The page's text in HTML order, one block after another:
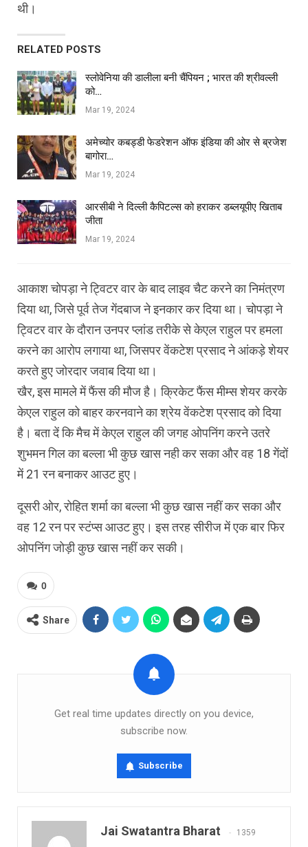
थी।
RELATED POSTS
स्लोवेनिया की डालीला बनी चैंपियन ; भारत की श्रीवल्ली
को…
Mar 19, 2024
अमेच्योर कबड्डी फेडरेशन ऑफ इंडिया की ओर से ब्रजेश
बागोरा…
Mar 19, 2024
आरसीबी ने दिल्ली कैपिटल्स को हराकर डब्लयूपीए खिताब
जीता
Mar 19, 2024
आकाश चोपड़ा ने ट्विटर वार के बाद लाइव चैट करने का निमंत्रण
दिया था, जिसे पूर्व तेज गेंदबाज ने इनकार कर दिया था। चोपड़ा ने
ट्विटर वार के दौरान उनपर प्लांड तरीके से केएल राहुल पर हमला
करने का आरोप लगाया था, जिसपर वेंकटेश प्रसाद ने आंकड़े शेयर
करते हुए जोरदार जवाब दिया था।
खैर, इस मामले में फैंस की मौज है। क्रिकेट फैंस मीम्स शेयर करके
केएल राहुल को बाहर करनवाने का श्रेय वेंकटेश प्रसाद को दिया
है। बता दें कि मैच में केएल राहुल की जगह ओपनिंग करने उतरे
शुभमन गिल का बल्ला भी कुछ खास नही कर सका और वह 18 गेंदों
में 21 रन बनाकर आउट हुए।
दूसरी ओर, रोहित शर्मा का बल्ला भी कुछ खास नहीं कर सका और
वह 12 रन पर स्टंप्स आउट हुए। इस तरह सीरीज में एक बार फिर
ओपनिंग जोड़ी कुछ खास नहीं कर सकी।
0
Share
Get real time updates directly on you device,
subscribe now.
Subscribe
Jai Swatantra Bharat 1359